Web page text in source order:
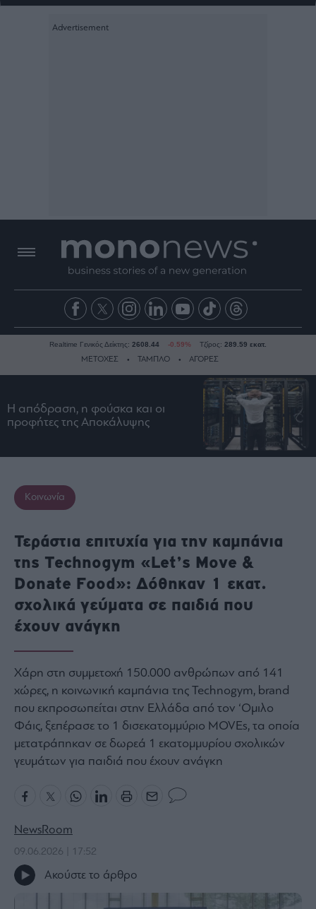
Ειδήσεις
Business
Ναυτιλία
Ενέργεια
Πολιτική
Πολιτισμός
Κοινωνία
Law
Bloomberg
Financial
Times
Wiseman
Room
301
My
Story
Media
Winners
&
Realtime Γενικός Δείκτης: 2608.44 -0.59% Τζίρος: 289.59 εκατ.
ΜΕΤΟΧΕΣ ΤΑΜΠΛΟ ΑΓΟΡΕΣ
Η απόδραση, η φούσκα και οι
προφήτες της Αποκάλυψης
Κοινωνία
Τεράστια επιτυχία για την καμπάνια
της Technogym «Let’s Move &
Donate Food»: Δόθηκαν 1 εκατ.
σχολικά γεύματα σε παιδιά που
έχουν ανάγκη
Χάρη στη συμμετοχή 150.000 ανθρώπων από 141
χώρες, η κοινωνική καμπάνια της Technogym, brand
που εκπροσωπείται στην Ελλάδα από τον ‘Ομιλο
Φάις, ξεπέρασε το 1 δισεκατομμύριο MOVEs, τα οποία
μετατράπηκαν σε δωρεά 1 εκατομμυρίου σχολικών
γευμάτων για παιδιά που έχουν ανάγκη
NewsRoom
09.06.2026 | 17:52
Ακούστε το άρθρο